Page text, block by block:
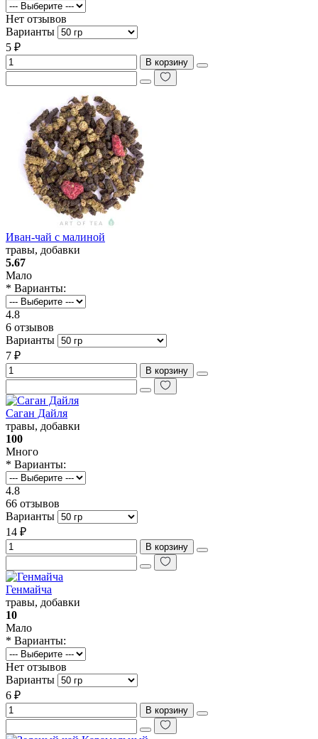
Нет отзывов
Варианты
5 ₽
В корзину
Иван-чай с малиной
травы, добавки
5.67
Мало
* Варианты:
4.8
6 отзывов
Варианты
7 ₽
В корзину
Саган Дайля
травы, добавки
100
Много
* Варианты:
4.8
66 отзывов
Варианты
14 ₽
В корзину
Генмайча
травы, добавки
10
Мало
* Варианты:
Нет отзывов
Варианты
6 ₽
В корзину